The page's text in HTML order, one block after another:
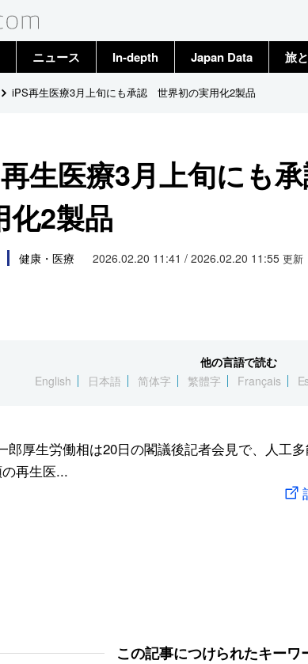
京2020
ニュース
トップ
In-depth Japan Data 旅
iPS再生医療3月上旬にも承認 世界初の実用化2製品
生医療3月上旬にも
化2製品
健康・医療 2026.02.20 11:41 / 2026.02.20 11:55 更新
他の言語で読む
English
日本語 简体字 繁體字 Français
郎厚生労働相は20日の閣議後記者会見で、人工
再生医...
この記事につけられたキーワ